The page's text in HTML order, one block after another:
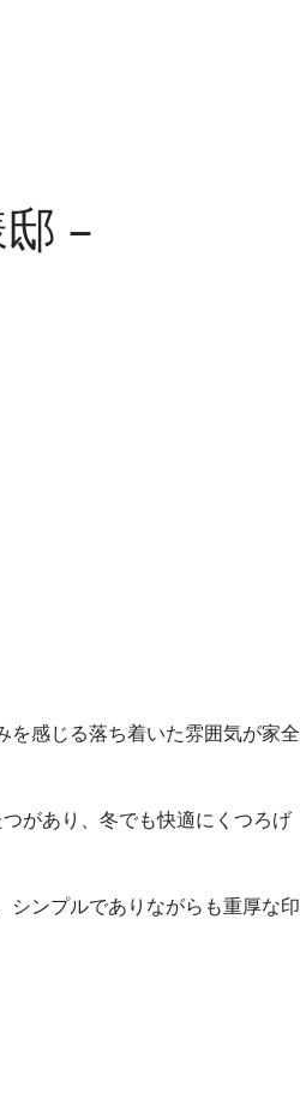
–
感じる落ち着いた雰囲気が家全
があり、冬でも快適にくつろげ
ンプルでありながらも重厚な印